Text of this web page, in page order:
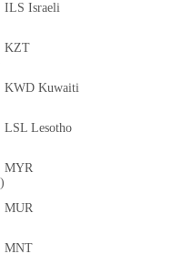
ILS Israeli
KZT
KWD Kuwaiti
LSL Lesotho
MYR
MUR
MNT